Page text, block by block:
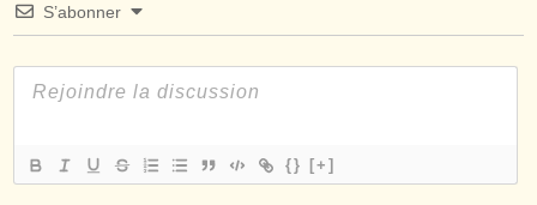
S’abonner
{} [+]